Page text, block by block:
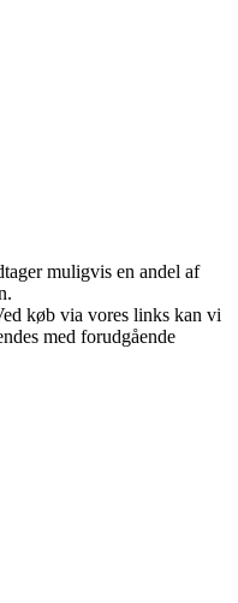
muligvis en andel af
køb via vores links kan vi
med forudgående